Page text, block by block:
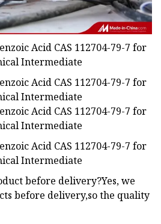
before delivery?Yes, we
before delivery,so the quality